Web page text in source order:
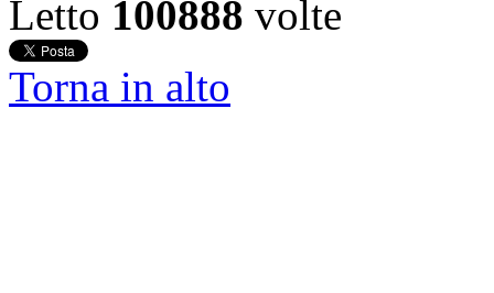
Letto 100888 volte
Torna in alto